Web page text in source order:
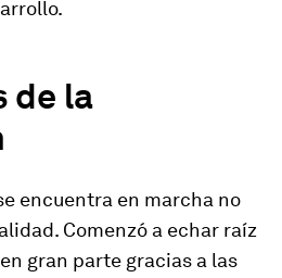
de la
encuentra en marcha no
Comenzó a echar raíz
gran parte gracias a las